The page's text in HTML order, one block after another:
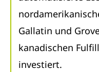
Gallatin und
kanadischen
investiert.